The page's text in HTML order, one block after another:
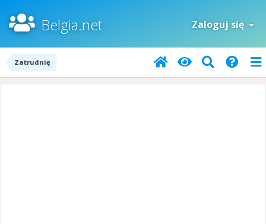
Belgia.net Zaloguj się
Zatrudnię